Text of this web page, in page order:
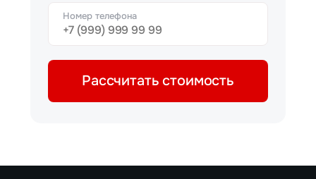
Номер телефона
Рассчитать стоимость